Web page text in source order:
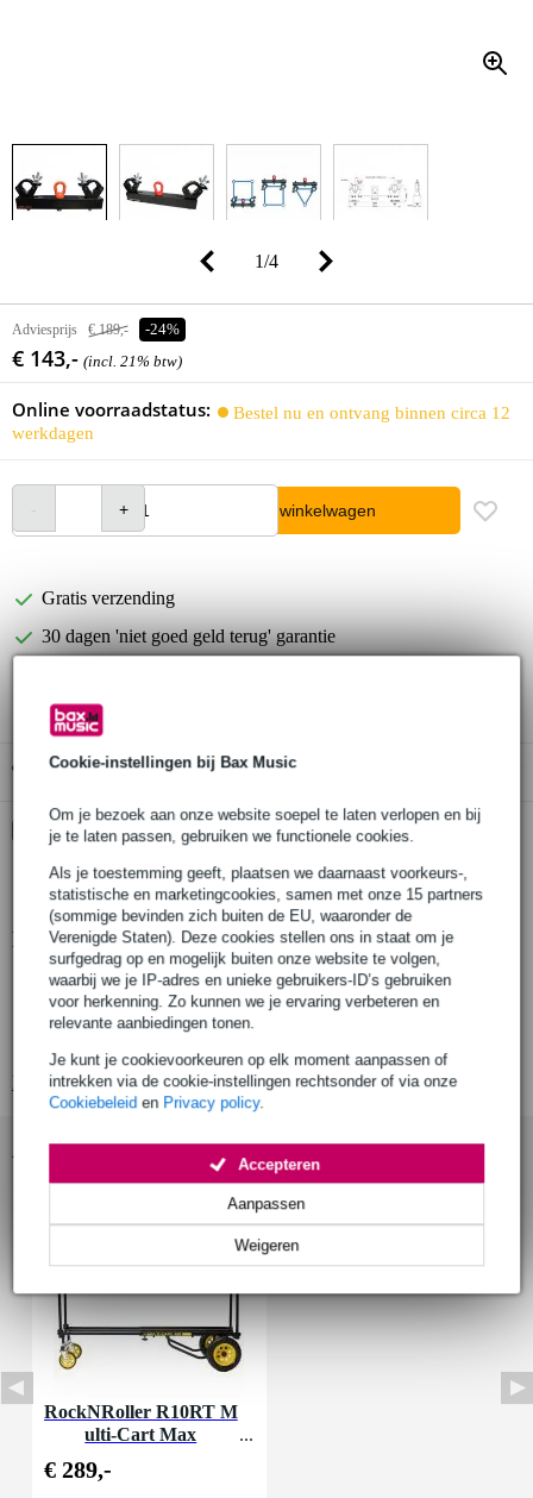
Cookie-instellingen bij Bax Music
Om je bezoek aan onze website soepel te laten verlopen en bij
je te laten passen, gebruiken we functionele cookies.
Als je toestemming geeft, plaatsen we daarnaast voorkeurs-,
statistische en marketingcookies, samen met onze 15 partners
(sommige bevinden zich buiten de EU, waaronder de
Verenigde Staten). Deze cookies stellen ons in staat om je
surfgedrag op en mogelijk buiten onze website te volgen,
waarbij we je IP-adres en unieke gebruikers-ID’s gebruiken
voor herkenning. Zo kunnen we je ervaring verbeteren en
relevante aanbiedingen tonen.
Je kunt je cookievoorkeuren op elk moment aanpassen of
intrekken via de cookie-instellingen rechtsonder of via onze
Cookiebeleid en Privacy policy.
Weigeren
Aanpassen
Accepteren
1/4
Adviesprijs € 189,- -24%
€ 143,- (incl. 21% btw)
Online voorraadstatus:
Bestel nu en ontvang binnen circa 12
werkdagen
In winkelwagen
Gratis verzending
30 dagen 'niet goed geld terug' garantie
Gratis ophalen in de winkel
Kies nu voor 2 jaar extra Bax Music garantie en meer
voordelen
€ 7,15 eenmalig
Productinformatie
Doughty T55785
truss adaptor
Bekijk alle productspecificaties
Accessoires (1)
RockNRoller R10RT M
ulti-Cart Max
€ 289,-